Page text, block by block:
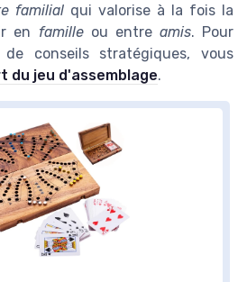
familial qui valorise à la fois la
en familleou entre amis. Pour
de conseils stratégiques, vous
du jeu d'assemblage.